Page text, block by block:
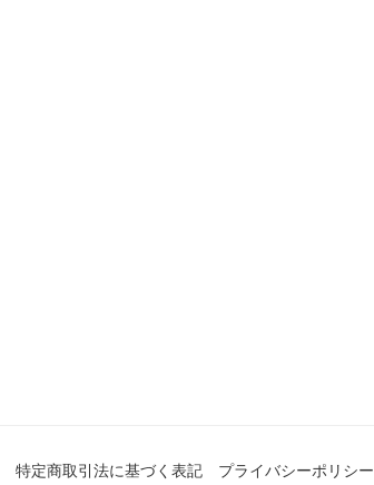
特定商取引法に基づく表記 プライバシーポリシー